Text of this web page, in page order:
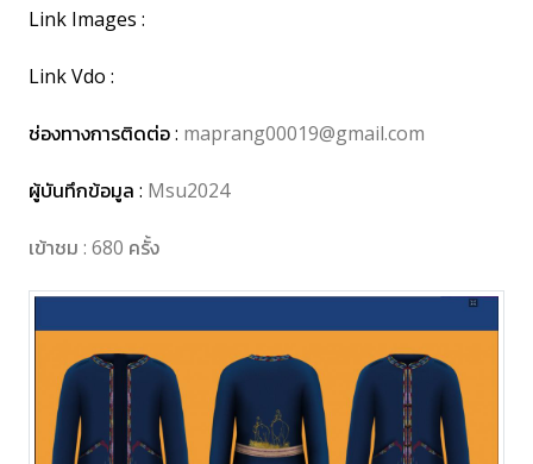
Link Images :
Link Vdo :
ช่องทางการติดต่อ : maprang00019@gmail.com
ผู้บันทึกข้อมูล : Msu2024
เข้าชม : 680 ครั้ง